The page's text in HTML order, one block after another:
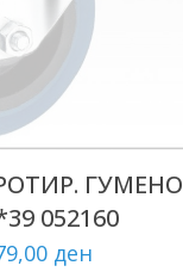
ГУМЕНО
052160
ден